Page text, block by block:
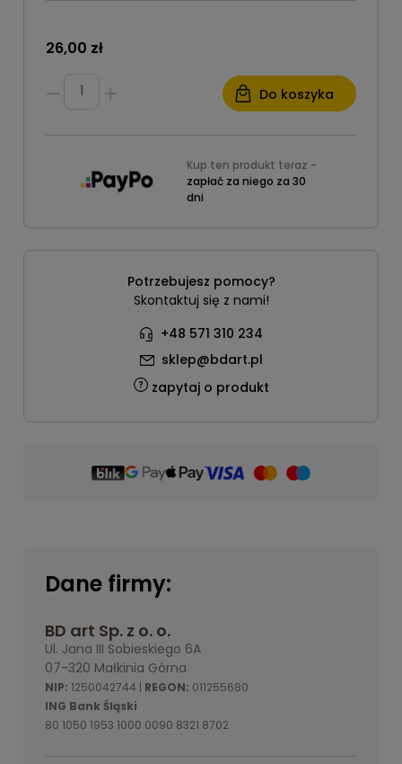
26,00 zł
Do koszyka
Kup ten produkt teraz -
zapłać za niego za 30
dni
Potrzebujesz pomocy?
Skontaktuj się z nami!
+48 571 310 234
sklep@bdart.pl
zapytaj o produkt
Dane firmy:
BD art Sp. z o. o.
Ul. Jana III Sobieskiego 6A
07-320 Małkinia Górna
NIP: 1250042744 | REGON: 011255680
ING Bank Śląski
80 1050 1953 1000 0090 8321 8702